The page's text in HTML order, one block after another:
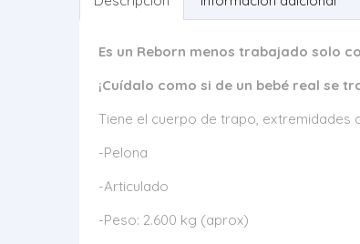
Es un Reborn menos trabajado solo
¡Cuídalo como si de un bebé real se
Tiene el cuerpo de trapo, extremidades
-Pelona
-Articulado
-Peso: 2.600 kg (aprox)